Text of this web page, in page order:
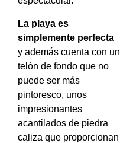
La playa es
simplemente perfecta
y además cuenta con un
telón de fondo que no
puede ser más
pintoresco, unos
impresionantes
acantilados de piedra
caliza que proporcionan